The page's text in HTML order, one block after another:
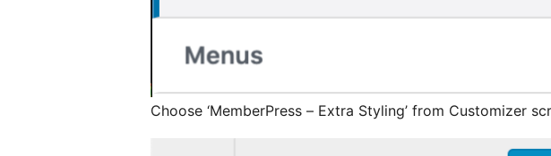
Choose ‘MemberPress – Extra Styling’ from Customizer